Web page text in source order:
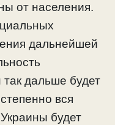
от населения.
дальнейшей
дальше будет
вся
будет